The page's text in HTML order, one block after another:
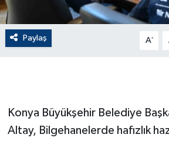
Paylaş A-
Konya Büyükşehir Belediye
Altay, Bilgehanelerde hafızlık
Flaş Haber
Gayrimenkul
Güvenlik